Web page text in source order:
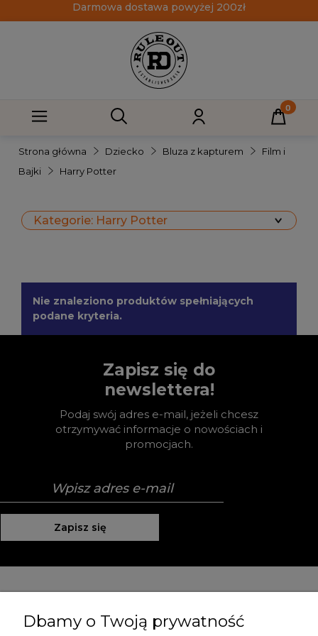
Darmowa dostawa powyżej 200zł
Strona główna Dziecko Bluza z kapturem
Film i
Bajki
Harry Potter
Kategorie: Harry Potter
Nie znaleziono produktów spełniających
podane kryteria.
Zapisz się do
newslettera!
Podaj swój adres e-mail, jeżeli chcesz
otrzymywać informacje o nowościach i
promocjach.
Zapisz się
Moje konto
Dbamy o Twoją prywatność